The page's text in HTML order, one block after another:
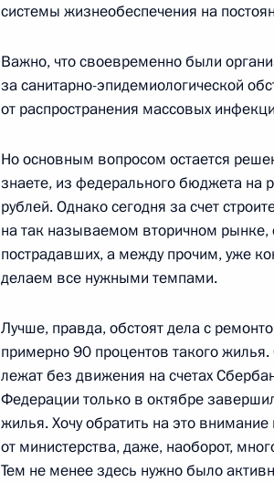
Выдержки из стенографического
Шрёдером
12 ноября 2002 года, 00:01 Осло
11 ноября 2002 года, понедельник
Совместная пресс-конференция с
Джорджем Робертсоном
11 ноября 2002 года, 00:02 Брюссель
Выдержки из стенографического
по итогам встречи на высшем
11 ноября 2002 года, 00:01 Брюссель
системы жизнеобеспечения на
Важно, что своевременно были
за санитарно-эпидемиологической
от распространения массовых
Но основным вопросом остается
знаете, из федерального бюджета
рублей. Однако сегодня за счет
на так называемом вторичном
пострадавших, а между прочим, уже
делаем все нужными темпами.
Лучше, правда, обстоят дела с
примерно 90 процентов такого
лежат без движения на счетах
Федерации только в октябре
жилья. Хочу обратить на это
от министерства, даже, наоборот,
Тем не менее здесь нужно было